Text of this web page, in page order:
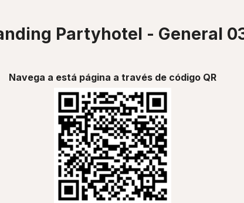
Partyhotel - General
Navega a está página a través de código QR